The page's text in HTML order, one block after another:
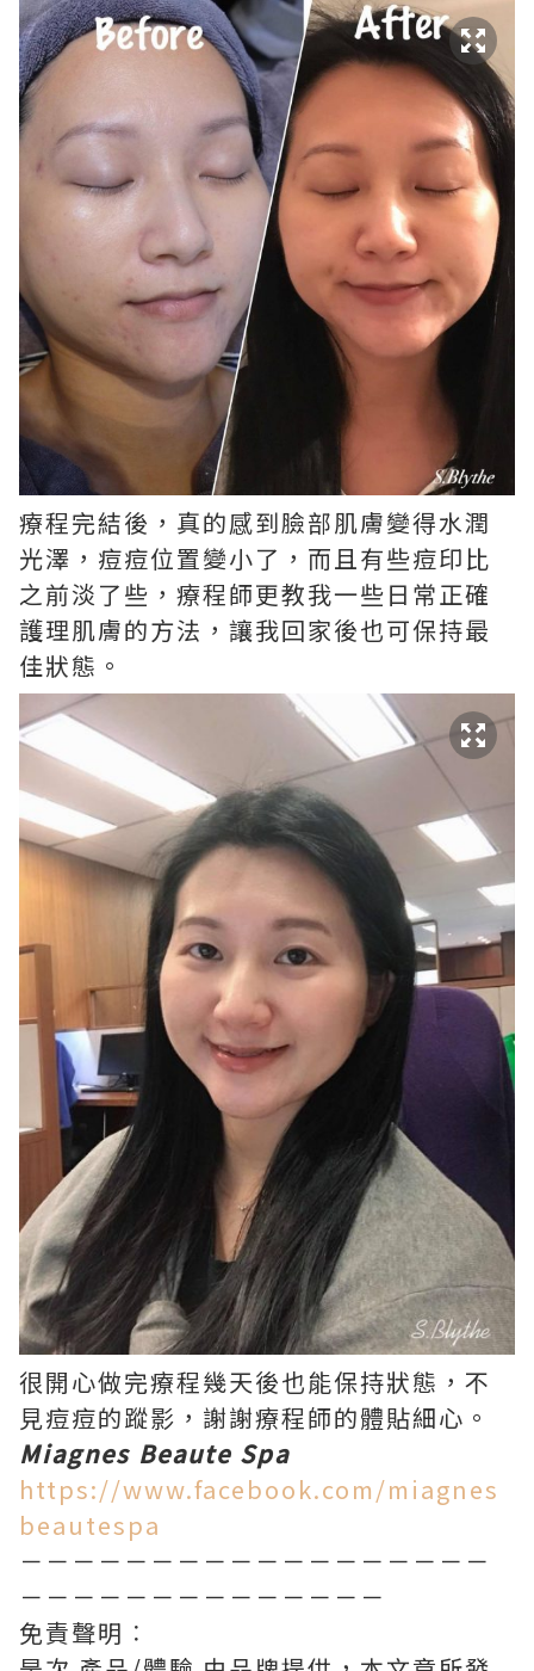
療程完結後，真的感到臉部肌膚變得水潤
光澤，痘痘位置變小了，而且有些痘印比
之前淡了些，療程師更教我一些日常正確
護理肌膚的方法，讓我回家後也可保持最
佳狀態。
很開心做完療程幾天後也能保持狀態，不
見痘痘的蹤影，謝謝療程師的體貼細心。
Miagnes Beaute Spa
https://www.facebook.com/miagnes
beautespa
－－－－－－－－－－－－－－－－－－
－－－－－－－－－－－－－－
免責聲明︰